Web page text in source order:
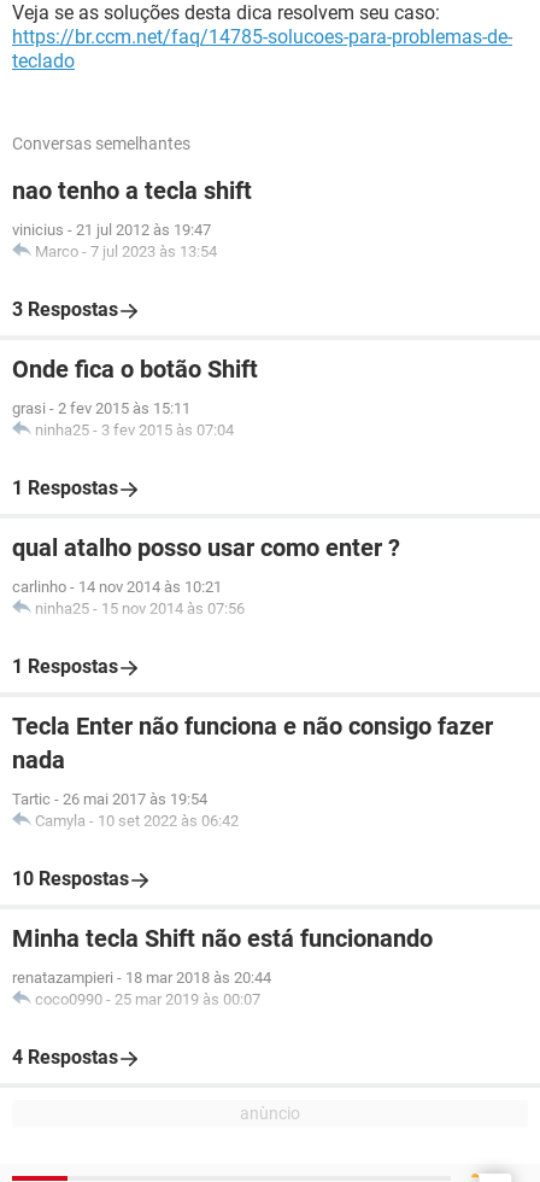
Veja se as soluções desta dica resolvem seu caso:
https://br.ccm.net/faq/14785-solucoes-para-problemas-de-
teclado
Conversas semelhantes
nao tenho a tecla shift
vinicius - 21 jul 2012 às 19:47
Marco - 7 jul 2023 às 13:54
3 Respostas
Onde fica o botão Shift
grasi - 2 fev 2015 às 15:11
ninha25 - 3 fev 2015 às 07:04
1 Respostas
qual atalho posso usar como enter ?
carlinho - 14 nov 2014 às 10:21
ninha25 - 15 nov 2014 às 07:56
1 Respostas
Tecla Enter não funciona e não consigo fazer
nada
Tartic - 26 mai 2017 às 19:54
Camyla - 10 set 2022 às 06:42
10 Respostas
Minha tecla Shift não está funcionando
renatazampieri - 18 mar 2018 às 20:44
coco0990 - 25 mar 2019 às 00:07
4 Respostas